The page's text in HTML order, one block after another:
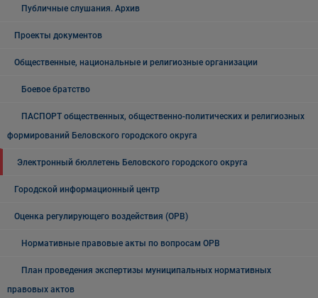
Публичные слушания. Архив
Проекты документов
Общественные, национальные и религиозные организации
Боевое братство
ПАСПОРТ общественных, общественно-политических и религиозных
формирований Беловского городского округа
Электронный бюллетень Беловского городского округа
Городской информационный центр
Оценка регулирующего воздействия (ОРВ)
Нормативные правовые акты по вопросам ОРВ
План проведения экспертизы муниципальных нормативных
правовых актов